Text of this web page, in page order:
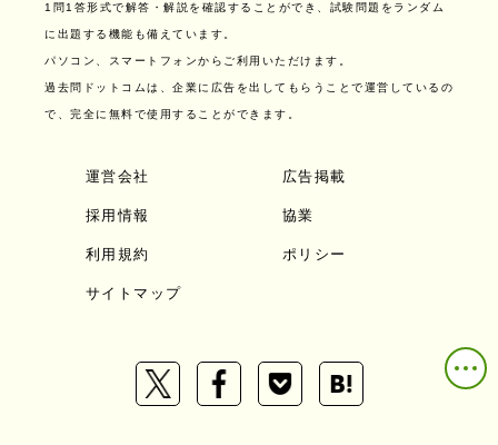
1問1答形式で解答・解説を確認することができ、試験問題をランダム
に出題する機能も備えています。
パソコン、スマートフォンからご利用いただけます。
過去問ドットコムは、企業に広告を出してもらうことで運営しているの
で、完全に無料で使用することができます。
運営会社 広告掲載
採用情報 協業
利用規約 ポリシー
サイトマップ